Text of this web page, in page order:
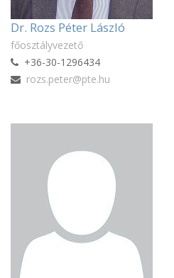
Dr. Rozs Péter László
főosztályvezető
+36-30-1296434
rozs.peter@pte.hu